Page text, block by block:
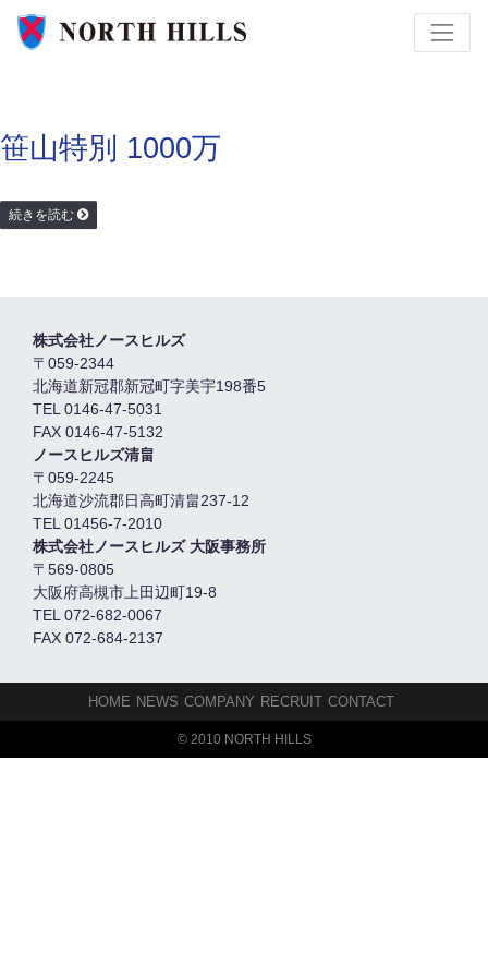
笹山特別 1000万
続きを読む
株式会社ノースヒルズ
〒059-2344
北海道新冠郡新冠町字美宇198番5
TEL 0146-47-5031
FAX 0146-47-5132
ノースヒルズ清畠
〒059-2245
北海道沙流郡日高町清畠237-12
TEL 01456-7-2010
株式会社ノースヒルズ 大阪事務所
〒569-0805
大阪府高槻市上田辺町19-8
TEL 072-682-0067
FAX 072-684-2137
HOME NEWS COMPANY RECRUIT CONTACT
© 2010 NORTH HILLS